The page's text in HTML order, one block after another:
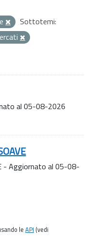
Sottotemi:
al 05-08-2026
- Aggiornato al 05-08-
le API (vedi